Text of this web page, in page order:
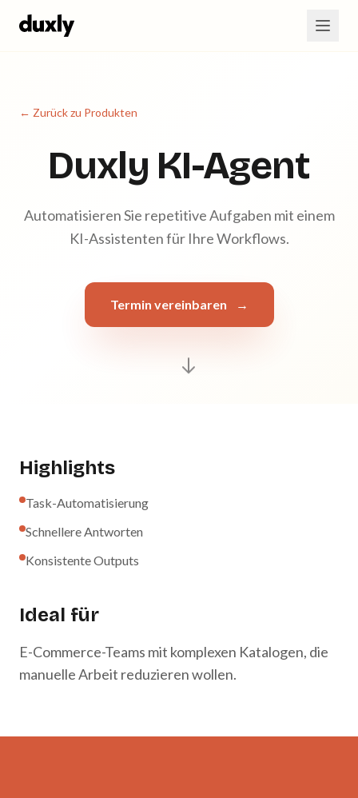
← Zurück zu Produkten
Duxly KI-Agent
Automatisieren Sie repetitive Aufgaben mit einem
KI-Assistenten für Ihre Workflows.
Termin vereinbaren →
Highlights
Task-Automatisierung
Schnellere Antworten
Konsistente Outputs
Ideal für
E-Commerce-Teams mit komplexen Katalogen, die
manuelle Arbeit reduzieren wollen.